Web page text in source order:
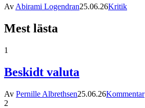
Av Abirami Logendran25.06.26Kritik
Mest lästa
1
Beskidt valuta
Av Pernille Albrethsen25.06.26Kommentar
2